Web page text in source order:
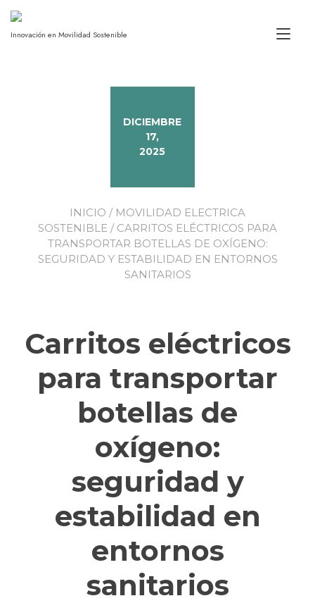
Innovación en Movilidad Sostenible
DICIEMBRE
17,
2025
INICIO / MOVILIDAD ELECTRICA
SOSTENIBLE / CARRITOS ELÉCTRICOS PARA
TRANSPORTAR BOTELLAS DE OXÍGENO:
SEGURIDAD Y ESTABILIDAD EN ENTORNOS
SANITARIOS
Carritos eléctricos
para transportar
botellas de
oxígeno:
seguridad y
estabilidad en
entornos
sanitarios